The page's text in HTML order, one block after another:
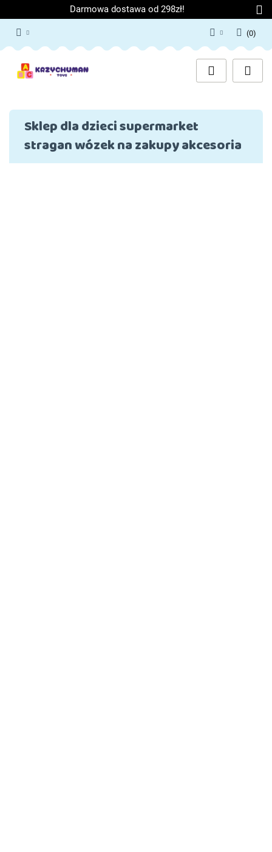
Darmowa dostawa od 298zł!
Zaloguj się
Załóż konto
Zgody cookies
(0)
Sklep dla dzieci supermarket
stragan wózek na zakupy akcesoria